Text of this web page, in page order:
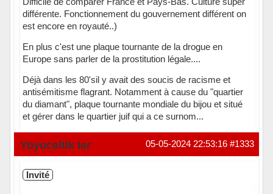
différente. Fonctionnement du gouvernement différent on
est encore en royauté..)
En plus c'est une plaque tournante de la drogue en
Europe sans parler de la prostitution légale....
Déjà dans les 80'sil y avait des soucis de racisme et
antisémitisme flagrant. Notamment à cause du "quartier
du diamant", plaque tournante mondiale du bijou et situé
et gérer dans le quartier juif qui a ce surnom...
Hors ligne #1333
05-05-2024 22:53:16
Yoyoceltik Ier
Invité